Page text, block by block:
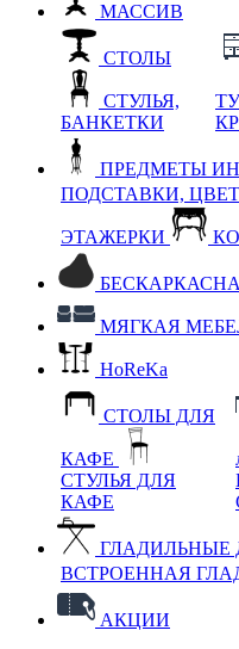
МАССИВ
СТОЛЫ
СТУЛЬЯ,
БАНКЕТКИ
ПРЕДМЕТЫ
ПОДСТАВКИ,
ЭТАЖЕРКИ
МЯГКАЯ
HoReKa
СТОЛЫ ДЛЯ
КАФЕ
СТУЛЬЯ ДЛЯ
КАФЕ
ГЛАДИЛЬНЫЕ
ВСТРОЕННАЯ
АКЦИИ